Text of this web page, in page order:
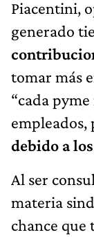
Piacentini,
generado
tomar más
“cada
empleados,
debido a
Al ser
materia
chance que